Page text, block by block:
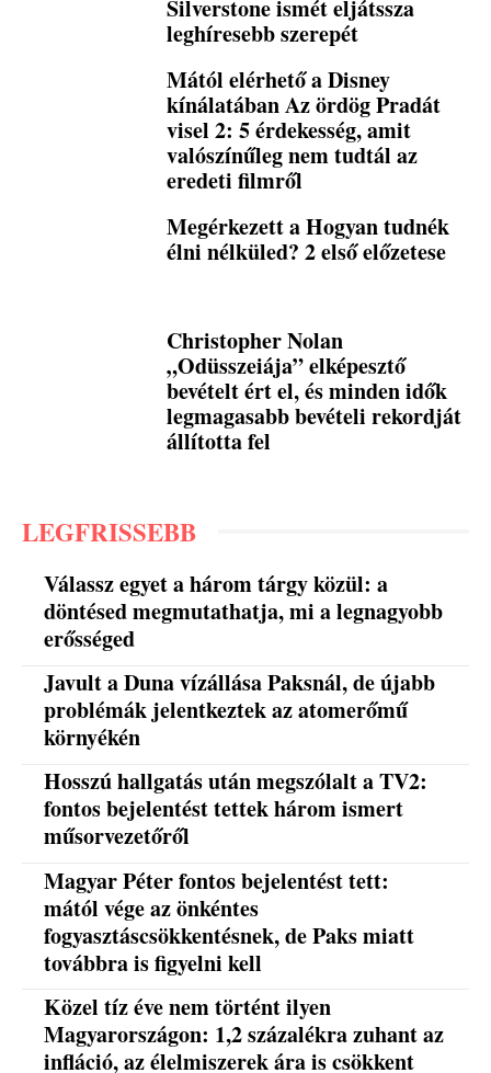
Silverstone ismét eljátssza
leghíresebb szerepét
Mától elérhető a Disney
kínálatában Az ördög Pradát
visel 2: 5 érdekesség, amit
valószínűleg nem tudtál az
eredeti filmről
Megérkezett a Hogyan tudnék
élni nélküled? 2 első előzetese
Christopher Nolan
„Odüsszeiája” elképesztő
bevételt ért el, és minden idők
legmagasabb bevételi rekordját
állította fel
LEGFRISSEBB
Válassz egyet a három tárgy közül: a
döntésed megmutathatja, mi a legnagyobb
erősséged
Javult a Duna vízállása Paksnál, de újabb
problémák jelentkeztek az atomerőmű
környékén
Hosszú hallgatás után megszólalt a TV2:
fontos bejelentést tettek három ismert
műsorvezetőről
Magyar Péter fontos bejelentést tett:
mától vége az önkéntes
fogyasztáscsökkentésnek, de Paks miatt
továbbra is figyelni kell
Közel tíz éve nem történt ilyen
Magyarországon: 1,2 százalékra zuhant az
infláció, az élelmiszerek ára is csökkent